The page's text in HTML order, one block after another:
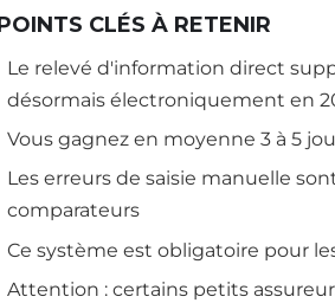
CLÉS À RETENIR
Le relevé d'information direct
désormais électroniquement en
Vous gagnez en moyenne 3 à 5
Les erreurs de saisie manuelle
comparateurs
Ce système est obligatoire pour
Attention : certains petits